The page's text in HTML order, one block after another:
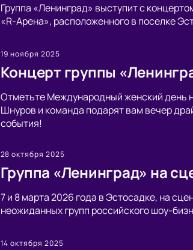
Группа «Ленинград» выступит с
«R-Арена», расположенного в поселке
19 ноября 2025
Концерт группы
Отметьте Международный женский день
Шнуров и команда подарят вам вечер
события!
28 октября 2025
Группа «Ленинград» на
7 и 8 марта 2026 года в Эстосадке, на
неожиданных групп российского шоу-
14 октября 2025